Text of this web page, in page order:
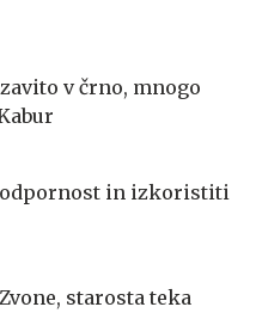
v črno, mnogo
in izkoristiti
starosta teka